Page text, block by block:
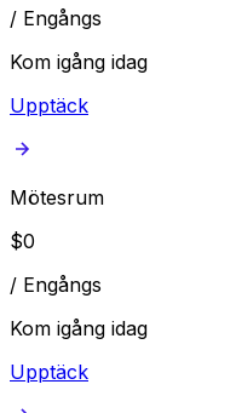
/ Engångs
Kom igång idag
Upptäck
Mötesrum
$0
/ Engångs
Kom igång idag
Upptäck